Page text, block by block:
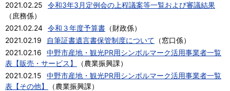
2021.02.25
令和3年3月定例会の上程議案等一覧および審議結果
（ 庶務係）
2021.02.24 令和３年度予算書 （財政係）
2021.02.19
自筆証書遺言書保管制度について （窓口係）
2021.02.16
中野市産地・観光PR用シンボルマーク活用事業者一覧
表【販売・サービス】
（農業振興課）
2021.02.15
中野市産地・観光PR用シンボルマーク活用事業者一覧
表【その他】
（農業振興課）